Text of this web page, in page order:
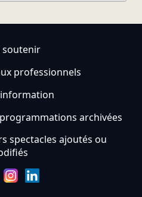
soutenir
professionnels
programmations archivées
spectacles ajoutés ou